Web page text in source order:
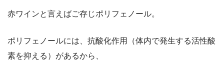
赤ワインと言えばご存じポリフェノール。
ポリフェノールには、抗酸化作用（体内で発生する活性酸
素を抑える）があるから、